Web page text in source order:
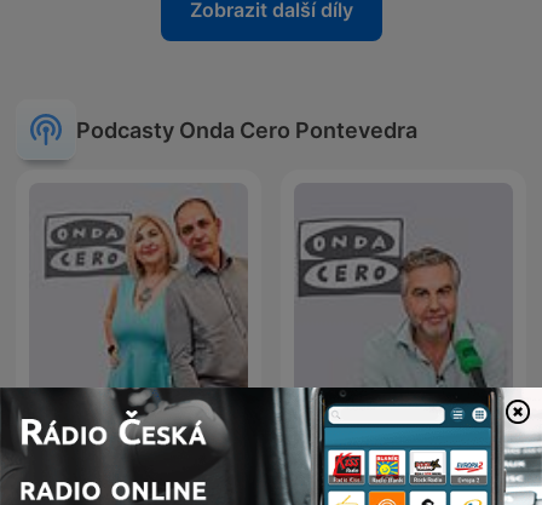
Zobrazit další díly
Podcasty Onda Cero Pontevedra
La Rosa de los Vientos Más de uno